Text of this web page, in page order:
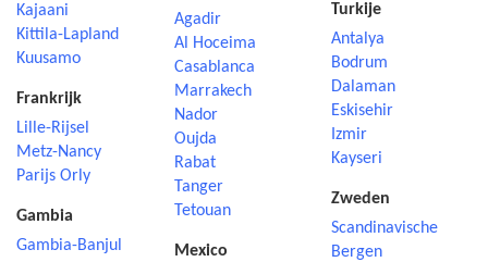
Kajaani
Kittila-Lapland
Kuusamo
Frankrijk
Lille-Rijsel
Metz-Nancy
Parijs Orly
Gambia
Gambia-Banjul
Agadir
Al Hoceima
Casablanca
Marrakech
Nador
Oujda
Rabat
Tanger
Tetouan
Mexico
Turkije
Antalya
Bodrum
Dalaman
Eskisehir
Izmir
Kayseri
Zweden
Scandinavische
Bergen